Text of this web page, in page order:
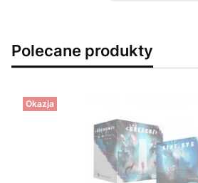
Polecane produkty
Okazja